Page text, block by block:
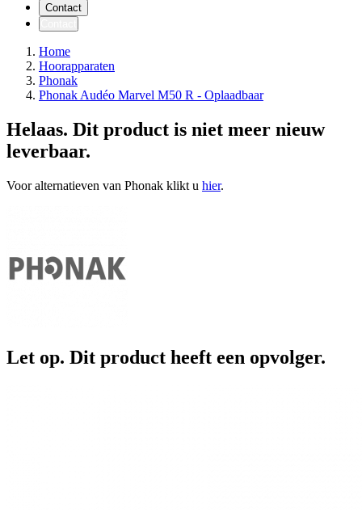
Contact
Home
Hoorapparaten
Phonak
Phonak Audéo Marvel M50 R - Oplaadbaar
Helaas. Dit product is niet meer nieuw
leverbaar.
Voor alternatieven van Phonak klikt u hier.
Let op. Dit product heeft een opvolger.